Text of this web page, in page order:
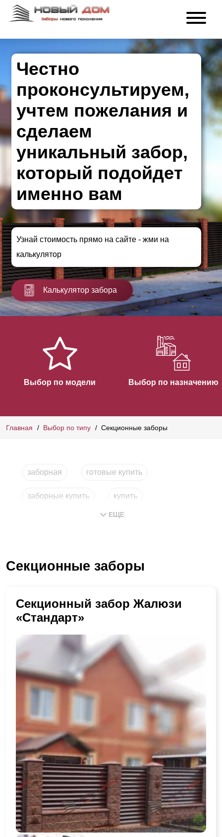
Честно
проконсультируем,
учтем пожелания и
сделаем
уникальный забор,
который подойдет
именно вам
Узнай стоимость прямо на сайте - жми на
калькулятор
Калькулятор забора
Выбор по модели Выбор по назначению
Главная Выбор по типу Секционные заборы
заборная готовые купить
заборные купить купить
сборный забор
ЕЩЕ
Секционные заборы
Секционный забор Жалюзи
«Стандарт»